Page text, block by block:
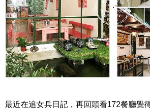
最近在追女兵日記，再回頭看172餐廳覺